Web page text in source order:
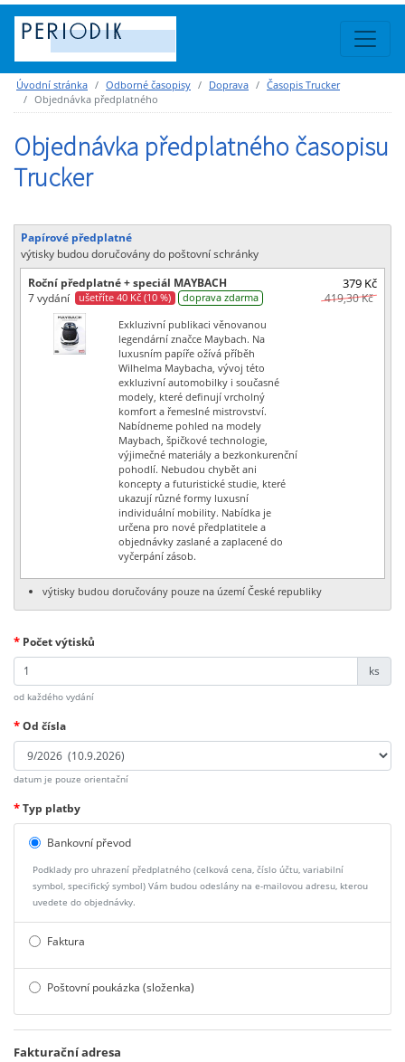
Úvodní stránka Odborné časopisy Doprava
Časopis Trucker
Objednávka předplatného
Objednávka předplatného časopisu
Trucker
Papírové předplatné
výtisky budou doručovány do poštovní schránky
Roční předplatné + speciál MAYBACH
7 vydání
ušetříte 40 Kč (10 %) doprava zdarma
379 Kč
419,30 Kč
Exkluzivní publikaci věnovanou
legendární značce Maybach. Na
luxusním papíře ožívá příběh
Wilhelma Maybacha, vývoj této
exkluzivní automobilky i současné
modely, které definují vrcholný
komfort a řemeslné mistrovství.
Nabídneme pohled na modely
Maybach, špičkové technologie,
výjimečné materiály a bezkonkurenční
pohodlí. Nebudou chybět ani
koncepty a futuristické studie, které
ukazují různé formy luxusní
individuální mobility. Nabídka je
určena pro nové předplatitele a
objednávky zaslané a zaplacené do
vyčerpání zásob.
výtisky budou doručovány pouze na území České republiky
* Počet výtisků
ks
od každého vydání
*Od čísla
datum je pouze orientační
*Typ platby
Bankovní převod
Podklady pro uhrazení předplatného (celková cena, číslo účtu, variabilní
symbol, specifický symbol) Vám budou odeslány na e-mailovou adresu, kterou
uvedete do objednávky.
Faktura
Poštovní poukázka (složenka)
Fakturační adresa